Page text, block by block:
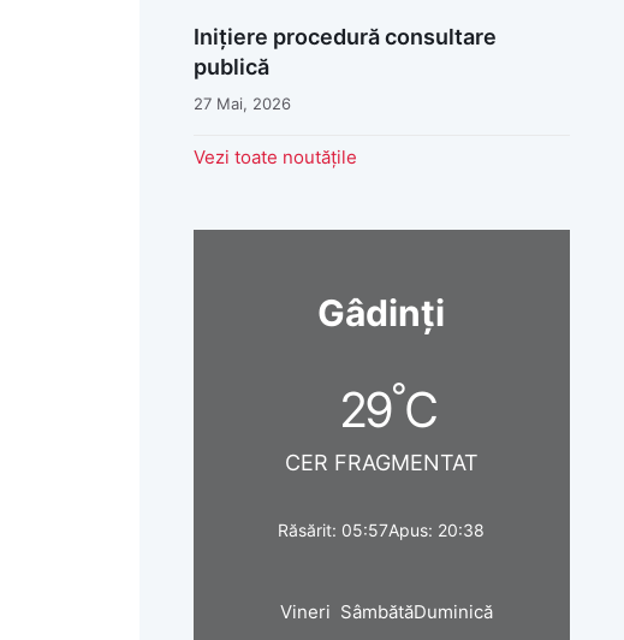
Inițiere procedură consultare
publică
27 Mai, 2026
Vezi toate noutățile
Gâdinți
29°C
CER FRAGMENTAT
Răsărit: 05:57Apus: 20:38
Vineri SâmbătăDuminică